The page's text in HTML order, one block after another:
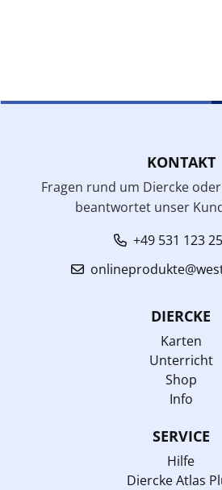
KONTAKT
Fragen rund um Diercke
beantwortet unser
+49 531 123
DIERCKE
Karten
Unterricht
Shop
Info
SERVICE
Hilfe
Diercke Atlas